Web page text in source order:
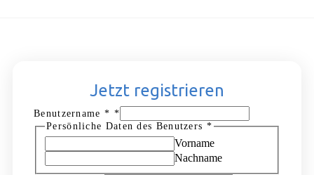
Jetzt registrieren
Benutzername * *
Persönliche Daten des Benutzers *
Vorname
Nachname